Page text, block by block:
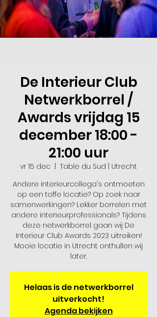
De Interieur Club
Netwerkborrel /
Awards vrijdag 15
december 18:00 -
21:00 uur
vr 15 dec
Table du Sud | Utrecht
Andere interieurcollega's ontmoeten
op een toffe locatie? Op zoek naar
samenwerkingen? Lekker borrelen met
andere interieurprofessionals? Tijdens
deze netwerkborrel gaan wij De
Interieur Club Awards 2023 uitreiken!
Mooie locatie in Utrecht onthullen wij
later.
Helaas is de netwerkborrel
uitverkocht!
Agenda bekijken